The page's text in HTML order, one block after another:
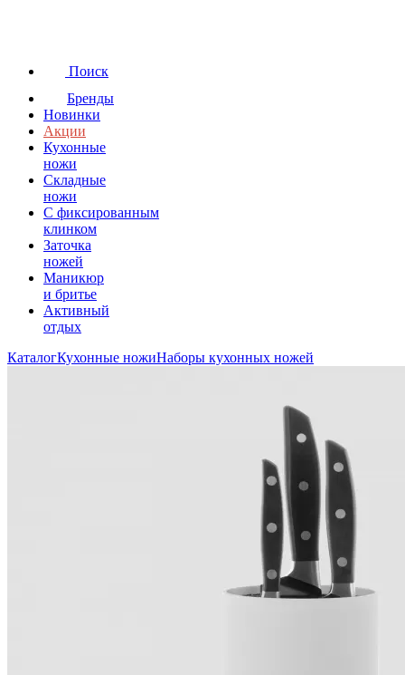
Поиск
Бренды
Новинки
Акции
Кухонные
ножи
Складные
ножи
C фиксированным
клинком
Заточка
ножей
Маникюр
и бритье
Активный
отдых
КаталогКухонные ножиНаборы кухонных ножей